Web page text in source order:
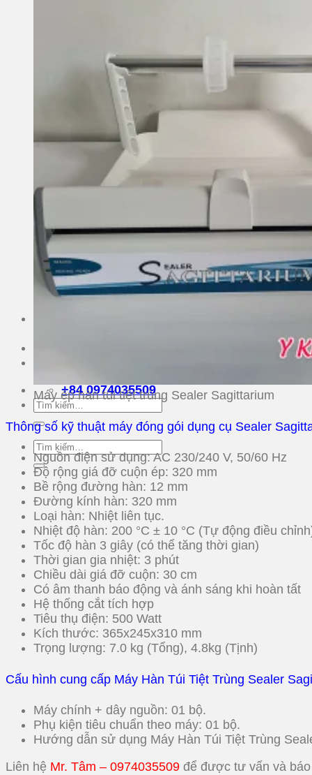
Bàn Khám Tai Mũi Họng
Ghế Khám Tai Mũi Họng
Dụng Cụ Phẫu Thuật
Y Tế Gia Đình
Xe Lăn
Ghế Bô
Khung Tập Đi
Hỗ Trợ Người Già
Máy Xông Khí Dung
Máy Đo Huyết áp
Nội Thất Y Tế
Thiết Bị Phòng Xét Nghiệm
Máy Xét Nghiệm HP Hơi Thở
Máy Ly Tâm
+84 0974035509
Tìm
kiếm:
Tìm
kiếm:
Máy ép hàn túi tiệt trùng Sealer Sagittarium
Thông số kỹ thuật máy đóng gói dụng cụ Sealer
Nguồn điện sử dụng: AC 230/240 V, 50/60 Hz
Độ rộng giá đỡ cuộn ép: 320 mm
Bề rộng đường hàn: 12 mm
Đường kính hàn: 320 mm
Loại hàn: Nhiệt liên tục.
Nhiệt độ hàn: 200 °C ± 10 °C (Tự động điều
Tốc độ hàn 3 giây (có thể tăng thời gian)
Thời gian gia nhiệt: 3 phút
Chiều dài giá đỡ cuộn: 30 cm
Có âm thanh báo động và ánh sáng khi hoàn tất
Hệ thống cắt tích hợp
Tiêu thụ điện: 500 Watt
Kích thước: 365x245x310 mm
Trọng lượng: 7.0 kg (Tổng), 4.8kg (Tịnh)
Cấu hình cung cấp Máy Hàn Túi Tiệt Trùng Sealer
Máy chính + dây nguồn: 01 bộ.
Phụ kiện tiêu chuẩn theo máy: 01 bộ.
Hướng dẫn sử dụng Máy Hàn Túi Tiệt Trùng
Liên hệ Mr. Tâm – 0974035509 để được tư vấn và